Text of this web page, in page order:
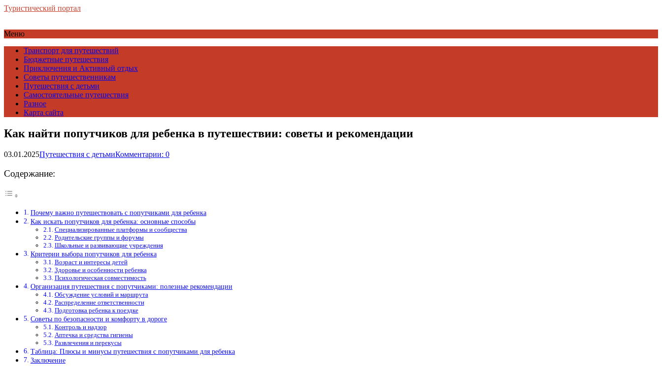
Туристический портал
Меню
Транспорт для путешествий
Бюджетные путешествия
Приключения и Активный отдых
Советы путешественникам
Путешествия с детьми
Самостоятельные путешествия
Разное
Карта сайта
Как найти попутчиков для ребенка в путешествии: советы и рекомендации
03.01.2025Путешествия с детьмиКомментарии: 0
Содержание:
Почему важно путешествовать с попутчиками для ребенка
Как искать попутчиков для ребенка: основные способы
Специализированные платформы и сообщества
Родительские группы и форумы
Школьные и развивающие учреждения
Критерии выбора попутчиков для ребенка
Возраст и интересы детей
Здоровье и особенности ребенка
Психологическая совместимость
Организация путешествия с попутчиками: полезные рекомендации
Обсуждение условий и маршрута
Распределение ответственности
Подготовка ребенка к поездке
Советы по безопасности и комфорту в дороге
Контроль и надзор
Аптечка и средства гигиены
Развлечения и перекусы
Таблица: Плюсы и минусы путешествия с попутчиками для ребенка
Заключение